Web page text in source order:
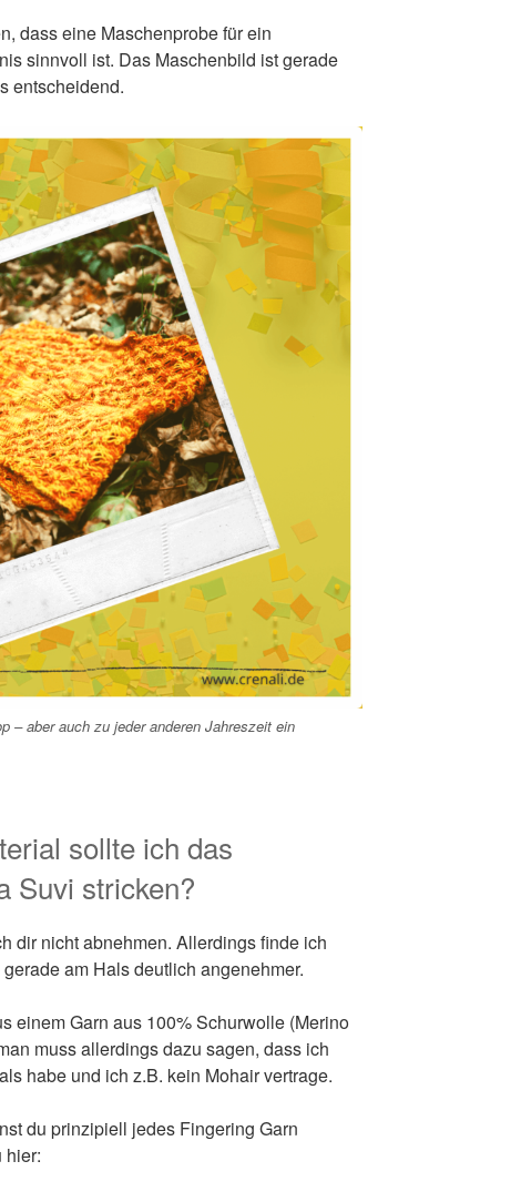
dass eine Maschenprobe für ein
sinnvoll ist. Das Maschenbild ist gerade
entscheidend.
– aber auch zu jeder anderen Jahreszeit ein
sollte ich das
Suvi stricken?
dir nicht abnehmen. Allerdings finde ich
am Hals deutlich angenehmer.
einem Garn aus 100% Schurwolle (Merino
muss allerdings dazu sagen, dass ich
habe und ich z.B. kein Mohair vertrage.
du prinzipiell jedes Fingering Garn
hier: